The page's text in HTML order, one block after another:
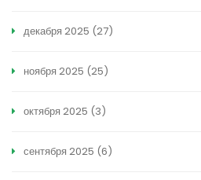
декабря 2025 (27)
ноября 2025 (25)
октября 2025 (3)
сентября 2025 (6)